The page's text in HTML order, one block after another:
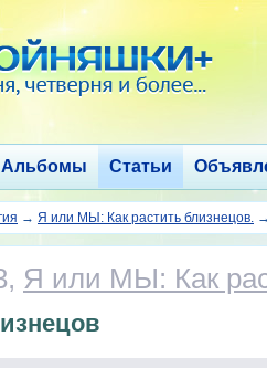
Альбомы Статьи
→ Я или МЫ: Как растить близнецов.
Я или МЫ: Как